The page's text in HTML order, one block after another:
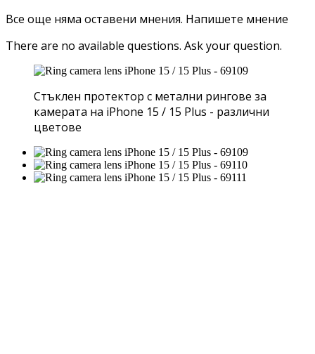
Все още няма оставени мнения. Напишете мнение
There are no available questions. Ask your question.
Стъклен протектор с метални рингове за
камерата на iPhone 15 / 15 Plus - различни
цветове